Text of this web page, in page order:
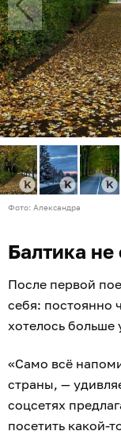
Фото: Александра
Балтика не
После первой
себя: постоянно
хотелось больше
«Само всё
страны, —
соцсетях
посетить какой-